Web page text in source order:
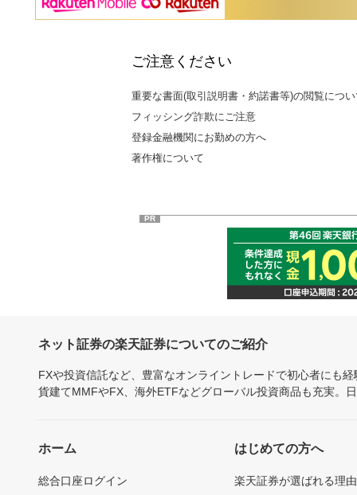
ご注意ください
重要な書面(取引説明書・約諾書等)の閲覧につ
フィッシング詐欺にご注意
登録金融機関にお勤めの方へ
著作権について
PR
ネット証券の楽天証券についてのご紹介
FXや投資信託など、豊富なオンライントレードで初心者にも
貨建てMMFやFX、海外ETFなどグローバル投資商品も充実。
ホーム
総合口座ログイン
はじめての方へ
楽天証券が選ばれる理由